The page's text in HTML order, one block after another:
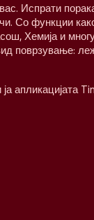
Испрати
Со функции
Хемија и
поврзување:
апликацијата